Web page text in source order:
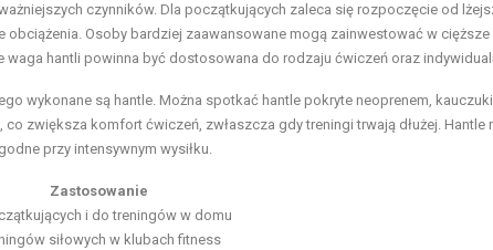
czynników. Dla początkujących zaleca się rozpoczęcie od
Osoby bardziej zaawansowane mogą zainwestować w cięższe
waga hantli powinna być dostosowana do rodzaju ćwiczeń oraz
wykonane są hantle. Można spotkać hantle pokryte neoprenem,
co zwiększa komfort ćwiczeń, zwłaszcza gdy treningi trwają dłużej. Hantle
przy intensywnym wysiłku.
Zastosowanie
i do treningów w domu
siłowych w klubach fitness